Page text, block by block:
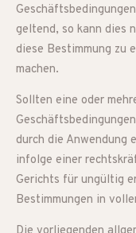
geltend, so kann dies
diese Bestimmung zu
machen.
Sollten eine oder
durch die Anwendung
infolge einer
Gerichts für ungültig
Bestimmungen in